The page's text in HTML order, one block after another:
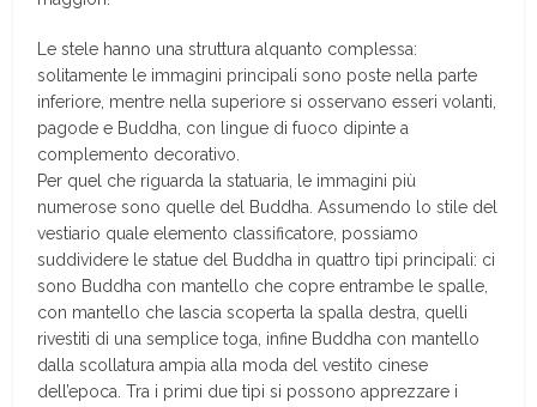
Le stele hanno una struttura alquanto complessa:
solitamente le immagini principali sono poste nella parte
inferiore, mentre nella superiore si osservano esseri volanti,
pagode e Buddha, con lingue di fuoco dipinte a
complemento decorativo.
Per quel che riguarda la statuaria, le immagini più
numerose sono quelle del Buddha. Assumendo lo stile del
vestiario quale elemento classificatore, possiamo
suddividere le statue del Buddha in quattro tipi principali: ci
sono Buddha con mantello che copre entrambe le spalle,
con mantello che lascia scoperta la spalla destra, quelli
rivestiti di una semplice toga, infine Buddha con mantello
dalla scollatura ampia alla moda del vestito cinese
dell’epoca. Tra i primi due tipi si possono apprezzare i